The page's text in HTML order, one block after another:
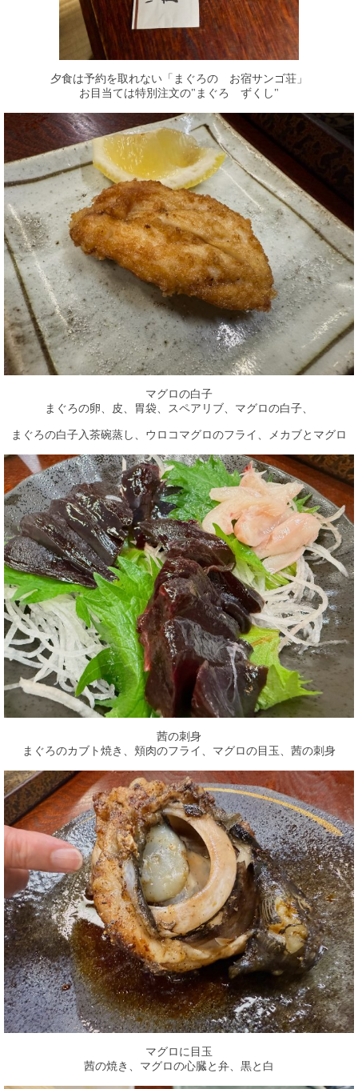
夕食は予約を取れない「まぐろの お宿サンゴ荘」
お目当ては特別注文の"まぐろ ずくし"
マグロの白子
まぐろの卵、皮、胃袋、スペアリブ、マグロの白子、
まぐろの白子入茶碗蒸し、ウロコマグロのフライ、メカブとマグロ
茜の刺身
まぐろのカブト焼き、頬肉のフライ、マグロの目玉、茜の刺身
マグロに目玉
茜の焼き、マグロの心臓と弁、黒と白